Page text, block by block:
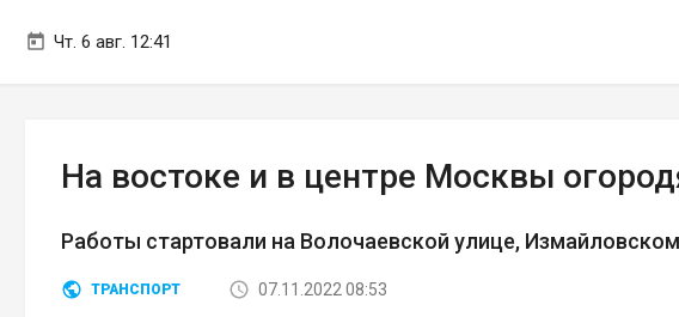
Чт. 6 авг. 12:41
На востоке и в центре Москвы
Работы стартовали на Волочаевской улице,
ТРАНСПОРТ 07.11.2022 08:53